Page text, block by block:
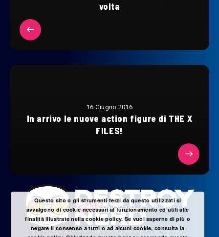
volta
16 Giugno 2016
In arrivo le nuove action figure di THE X
FILES!
Questo sito o gli strumenti terzi da questo utilizzati si
avvalgono di cookie necessari al funzionamento ed utili alle
finalità illustrate nella cookie policy. Se vuoi saperne di più o
negare il consenso a tutti o ad alcuni cookie, consulta la